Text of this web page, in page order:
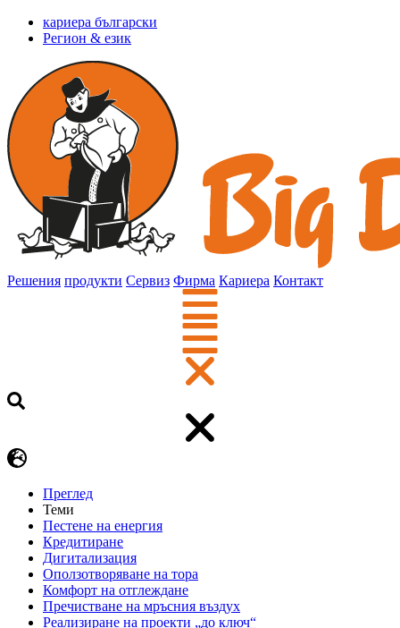
кариера български
Регион & език
Решения продукти Сервиз Фирма Кариера Контакт
Преглед
Теми
Пестене на енергия
Кредитиране
Дигитализация
Оползотворяване на тора
Комфорт на отглеждане
Пречистване на мръсния въздух
Реализиране на проекти „до ключ“